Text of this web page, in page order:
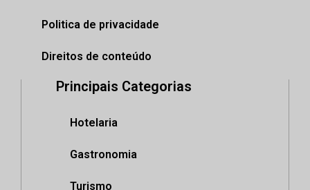
Politica de privacidade
Direitos de conteúdo
Principais Categorias
Hotelaria
Gastronomia
Turismo